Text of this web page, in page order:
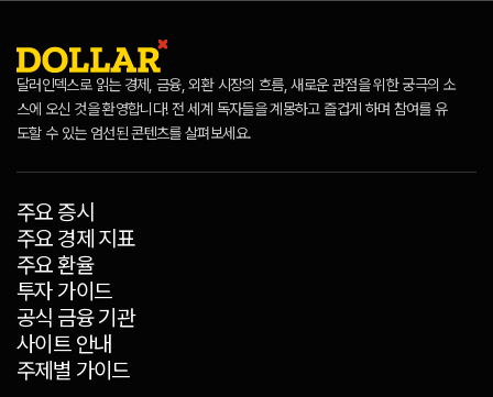
달러인덱스로 읽는 경제, 금융, 외환 시장의 흐름, 새로운 관점을 위한 궁극의 소
스에 오신 것을 환영합니다! 전 세계 독자들을 계몽하고 즐겁게 하며 참여를 유
도할 수 있는 엄선된 콘텐츠를 살펴보세요.
주요 증시
주요 경제 지표
주요 환율
투자 가이드
공식 금융 기관
사이트 안내
주제별 가이드